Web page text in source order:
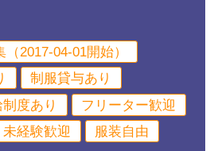
（2017-04-01開始）
制服貸与あり
度あり
フリーター歓迎
未経験歓迎
服装自由